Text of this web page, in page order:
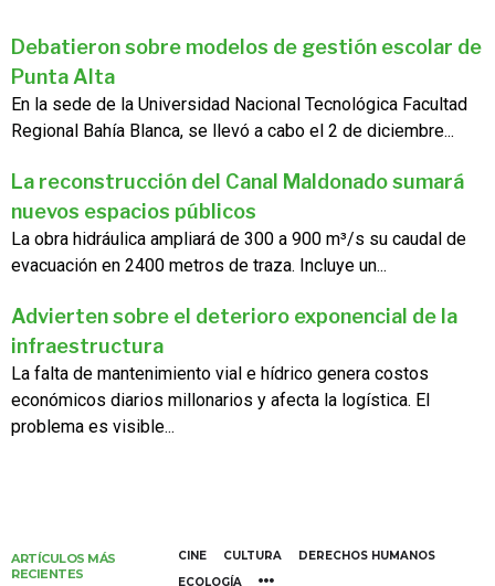
Debatieron sobre modelos de gestión escolar de
Punta Alta
En la sede de la Universidad Nacional Tecnológica Facultad
Regional Bahía Blanca, se llevó a cabo el 2 de diciembre...
La reconstrucción del Canal Maldonado sumará
nuevos espacios públicos
La obra hidráulica ampliará de 300 a 900 m³/s su caudal de
evacuación en 2400 metros de traza. Incluye un...
Advierten sobre el deterioro exponencial de la
infraestructura
La falta de mantenimiento vial e hídrico genera costos
económicos diarios millonarios y afecta la logística. El
problema es visible...
ARTÍCULOS MÁS
RECIENTES
CINE CULTURA
DERECHOS HUMANOS
ECOLOGÍA